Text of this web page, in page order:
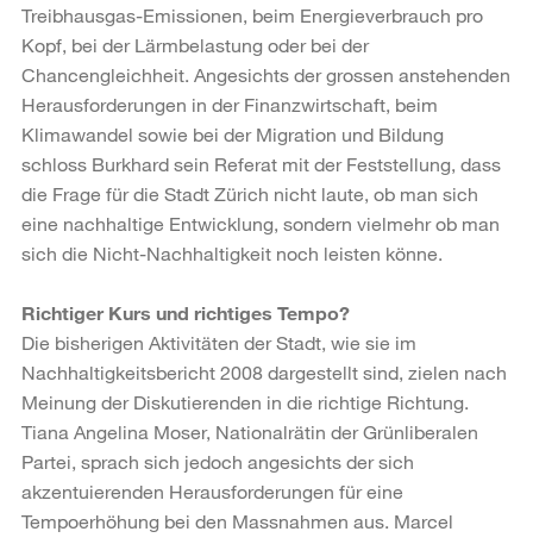
Treibhausgas-Emissionen, beim Energieverbrauch pro
Kopf, bei der Lärmbelastung oder bei der
Chancengleichheit. Angesichts der grossen anstehenden
Herausforderungen in der Finanzwirtschaft, beim
Klimawandel sowie bei der Migration und Bildung
schloss Burkhard sein Referat mit der Feststellung, dass
die Frage für die Stadt Zürich nicht laute, ob man sich
eine nachhaltige Entwicklung, sondern vielmehr ob man
sich die Nicht-Nachhaltigkeit noch leisten könne.
Richtiger Kurs und richtiges Tempo?
Die bisherigen Aktivitäten der Stadt, wie sie im
Nachhaltigkeitsbericht 2008 dargestellt sind, zielen nach
Meinung der Diskutierenden in die richtige Richtung.
Tiana Angelina Moser, Nationalrätin der Grünliberalen
Partei, sprach sich jedoch angesichts der sich
akzentuierenden Herausforderungen für eine
Tempoerhöhung bei den Massnahmen aus. Marcel